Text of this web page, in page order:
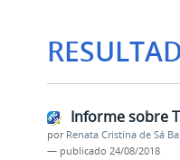
Informe sobre
por Renata Cristina de Sá
— publicado 24/08/2018